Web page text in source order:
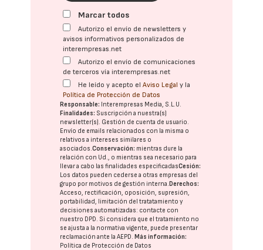
Marcar todos
Autorizo el envío de newsletters y
avisos informativos personalizados de
interempresas.net
Autorizo el envío de comunicaciones
de terceros vía interempresas.net
He leído y acepto elAviso Legal y la
Política de Protección de Datos
Responsable: Interempresas Media, S.L.U.
Finalidades: Suscripción a nuestra(s)
newsletter(s). Gestión de cuenta de usuario.
Envío de emails relacionados con la misma o
relativos a intereses similares o
asociados.Conservación: mientras dure la
relación con Ud., o mientras sea necesario para
llevar a cabo las finalidades especificadasCesión:
Los datos pueden cederse a otras empresas del
grupo por motivos de gestión interna.Derechos:
Acceso, rectificación, oposición, supresión,
portabilidad, limitación del tratatamiento y
decisiones automatizadas: contacte con
nuestro DPD. Si considera que el tratamiento no
se ajusta a la normativa vigente, puede presentar
reclamación ante laAEPD.Más información:
Política de Protección de Datos